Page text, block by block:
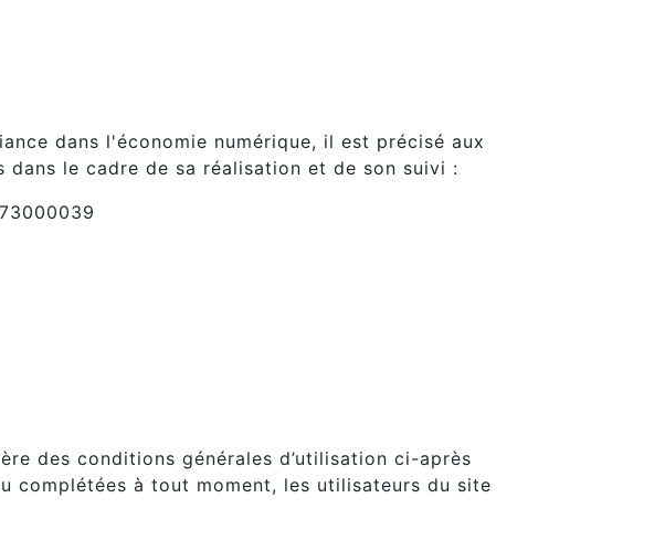
dans l'économie numérique, il est précisé aux
le cadre de sa réalisation et de son suivi :
des conditions générales d’utilisation ci-après
complétées à tout moment, les utilisateurs du site